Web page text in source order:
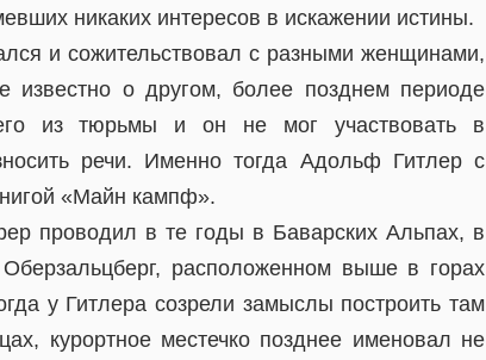
никаких интересов в искажении истины.
и сожительствовал с разными женщинами,
известно о другом, более позднем периоде
из тюрьмы и он не мог участвовать в
речи. Именно тогда Адольф Гитлер с
«Майн кампф».
проводил в те годы в Баварских Альпах, в
расположенном выше в горах
у Гитлера созрели замыслы построить там
курортное местечко позднее именовал не